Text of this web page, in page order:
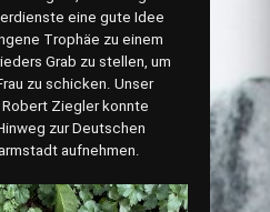
eine gute Idee
Trophäe zu einem
Grab zu stellen, um
zu schicken. Unser
Ziegler konnte
zur Deutschen
aufnehmen.